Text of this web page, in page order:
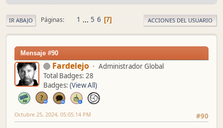
IR ABAJO Páginas 1 ... 5 6 7 ACCIONES DEL USUARIO
Mensaje #90
Fardelejo
Administrador Global
Total Badges: 28
Badges: (View All)
#90
Octubre 25, 2024, 05:05:14 PM